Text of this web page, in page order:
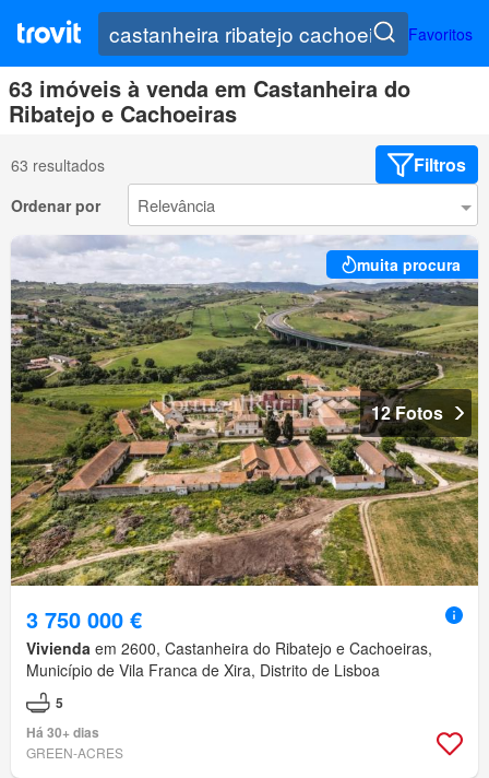
Favoritos
63 imóveis à venda em Castanheira do
Ribatejo e Cachoeiras
63 resultados Filtros
Ordenar por
muita procura
12 Fotos
3 750 000 €
Vivienda em 2600, Castanheira do Ribatejo e Cachoeiras,
Município de Vila Franca de Xira, Distrito de Lisboa
5
Há 30+ dias
GREEN-ACRES